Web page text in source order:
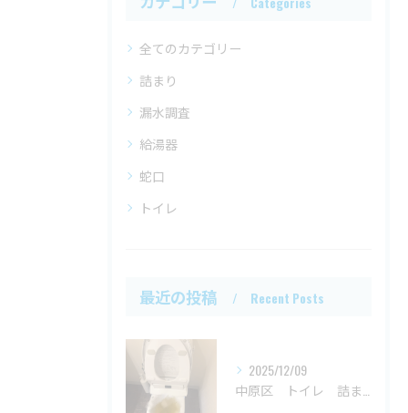
全てのカテゴリー
詰まり
漏水調査
給湯器
蛇口
トイレ
最近の投稿 Recent Posts
2025/12/09